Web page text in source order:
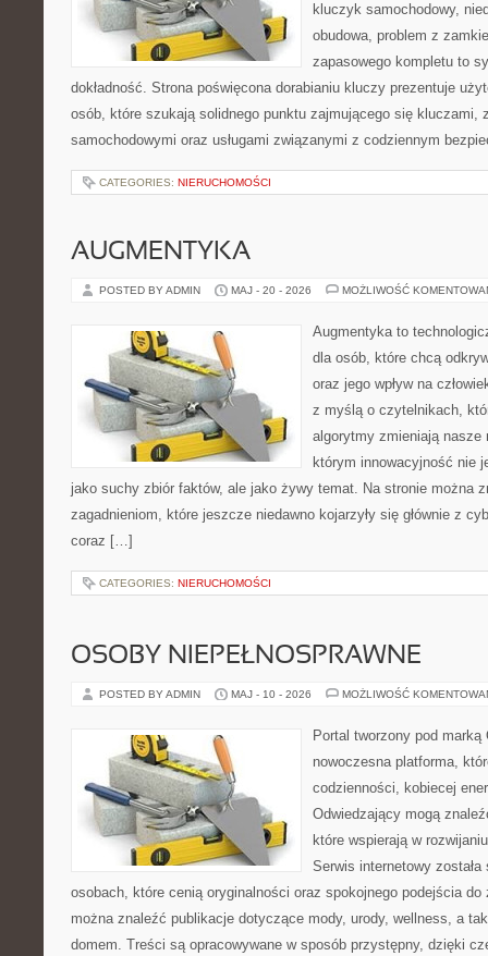
kluczyk samochodowy,
obudowa, problem z
zapasowego kompletu to
dokładność. Strona poświęcona dorabianiu kluczy prezentuje
osób, które szukają solidnego punktu zajmującego się kluczami,
samochodowymi oraz usługami związanymi z codziennym
CATEGORIES: NIERUCHOMOŚCI
AUGMENTYKA
POSTED BY ADMIN MAJ - 20 - 2026 MOŻLIWOŚĆ
Augmentyka to
dla osób, które chcą
oraz jego wpływ na
z myślą o czytelnikach,
algorytmy zmieniają nasze
którym innowacyjność nie
jako suchy zbiór faktów, ale jako żywy temat. Na stronie można
zagadnieniom, które jeszcze niedawno kojarzyły się głównie z
coraz […]
CATEGORIES: NIERUCHOMOŚCI
OSOBY NIEPEŁNOSPRAWNE
POSTED BY ADMIN MAJ - 10 - 2026 MOŻLIWOŚĆ
Portal tworzony pod
nowoczesna platforma,
codzienności, kobiecej
Odwiedzający mogą
które wspierają w
Serwis internetowy
osobach, które cenią oryginalności oraz spokojnego podejścia do
można znaleźć publikacje dotyczące mody, urody, wellness, a
domem. Treści są opracowywane w sposób przystępny, dzięki